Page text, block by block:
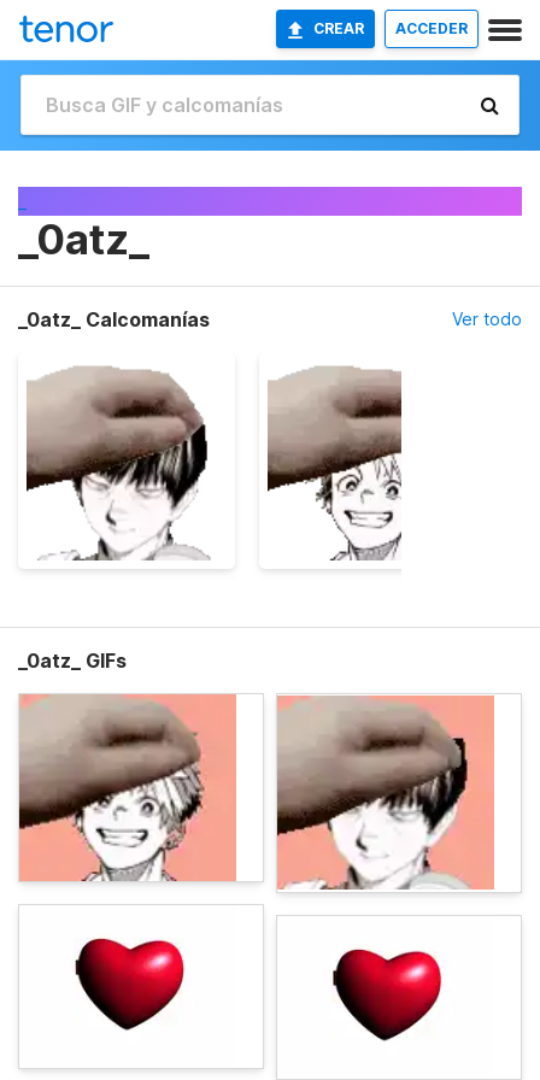
CREAR ACCEDER
_0atz_
_0atz_ Calcomanías Ver todo
_0atz_ GIFs